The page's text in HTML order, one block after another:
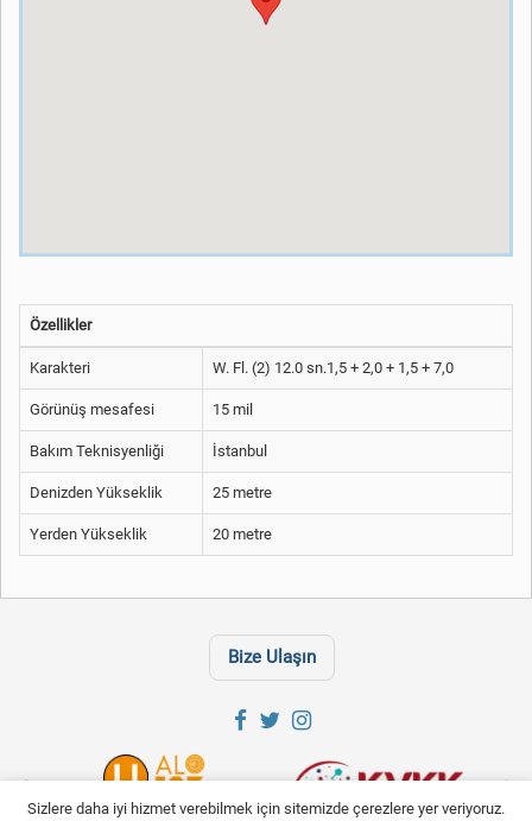
Özellikler
Karakteri W. Fl. (2) 12.0 sn.1,5 + 2,0 + 1,5 + 7,0
Görünüş mesafesi 15 mil
Bakım Teknisyenliği İstanbul
Denizden Yükseklik 25 metre
Yerden Yükseklik 20 metre
Bize Ulaşın
Sizlere daha iyi hizmet verebilmek için sitemizde çerezlere yer veriyoruz.